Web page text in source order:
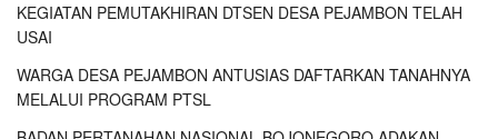
KEGIATAN PEMUTAKHIRAN DTSEN DESA PEJAMBON TELAH
USAI
WARGA DESA PEJAMBON ANTUSIAS DAFTARKAN TANAHNYA
MELALUI PROGRAM PTSL